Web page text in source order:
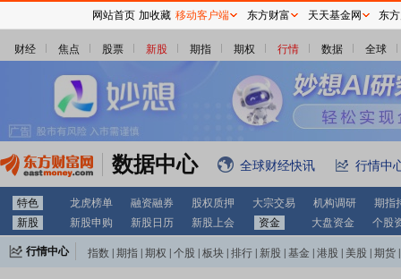
财经 焦点 股票 新股 期指 期权 行情 数据 全球
数据中心 全球财经快讯 行情中
特色 龙虎榜单 融资融券 股权质押 大宗交易 机构调研
期指
新股
新股申购 新股日历 新股上会 资金 大盘资金 个股
行情中心 指数 期指 期权 个股 板块 排行 新股 基金 港股 美股 期货
网站首页 加收藏 移动客户端 东方财富 天天基金网 东